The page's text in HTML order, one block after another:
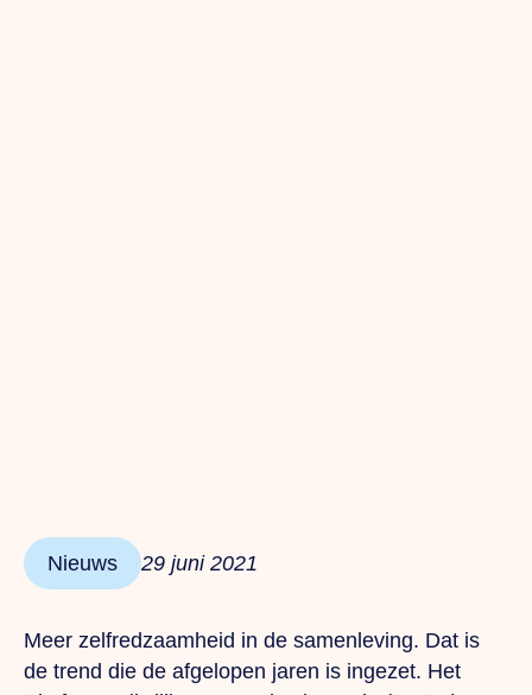
Nieuws 29 juni 2021
Meer zelfredzaamheid in de samenleving. Dat is
de trend die de afgelopen jaren is ingezet. Het